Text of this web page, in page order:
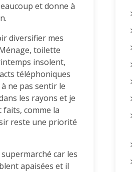
et donne à
diversifier mes
toilette
insolent,
téléphoniques
ne pas sentir le
les rayons et je
comme la
reste une priorité
car les
apaisées et il